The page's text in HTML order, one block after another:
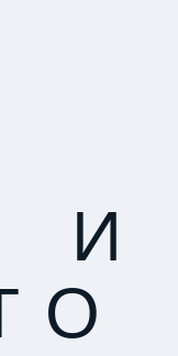
И